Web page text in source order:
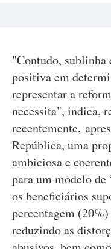
"Contudo, sublinha
positiva em
representar a
necessita", indica,
recentemente,
República, uma
ambiciosa e
para um modelo de
os beneficiários
percentagem
reduzindo as